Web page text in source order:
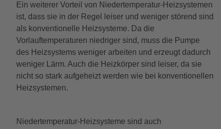
Ein weiterer Vorteil von Niedertemperatur-Heizsystemen
ist, dass sie in der Regel leiser und weniger störend sind
als konventionelle Heizsysteme. Da die
Vorlauftemperaturen niedriger sind, muss die Pumpe
des Heizsystems weniger arbeiten und erzeugt dadurch
weniger Lärm. Auch die Heizkörper sind leiser, da sie
nicht so stark aufgeheizt werden wie bei konventionellen
Heizsystemen.
Niedertemperatur-Heizsysteme sind auch